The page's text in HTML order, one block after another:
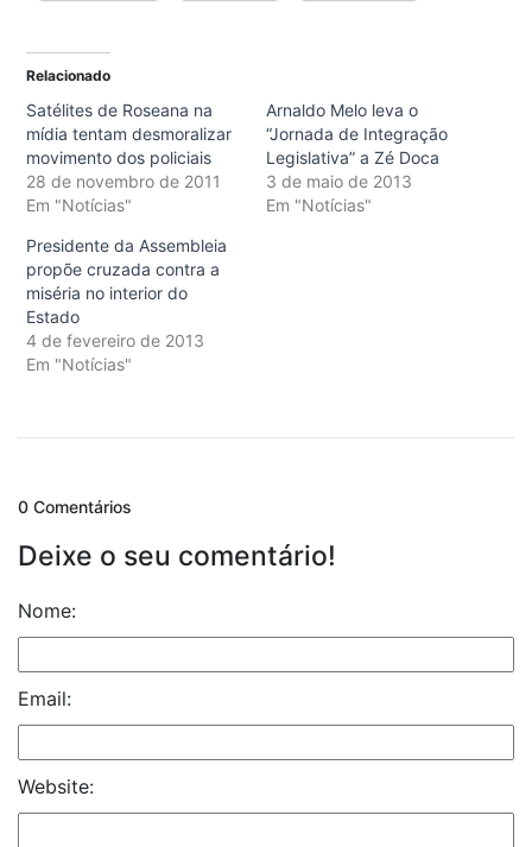
Relacionado
Satélites de Roseana na
mídia tentam desmoralizar
movimento dos policiais
28 de novembro de 2011
Em "Notícias"
Arnaldo Melo leva o
“Jornada de Integração
Legislativa” a Zé Doca
3 de maio de 2013
Em "Notícias"
Presidente da Assembleia
propõe cruzada contra a
miséria no interior do
Estado
4 de fevereiro de 2013
Em "Notícias"
0 Comentários
Deixe o seu comentário!
Nome:
Email:
Website: